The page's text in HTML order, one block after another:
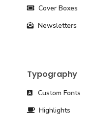
Cover Boxes
Newsletters
Typography
Custom Fonts
Highlights